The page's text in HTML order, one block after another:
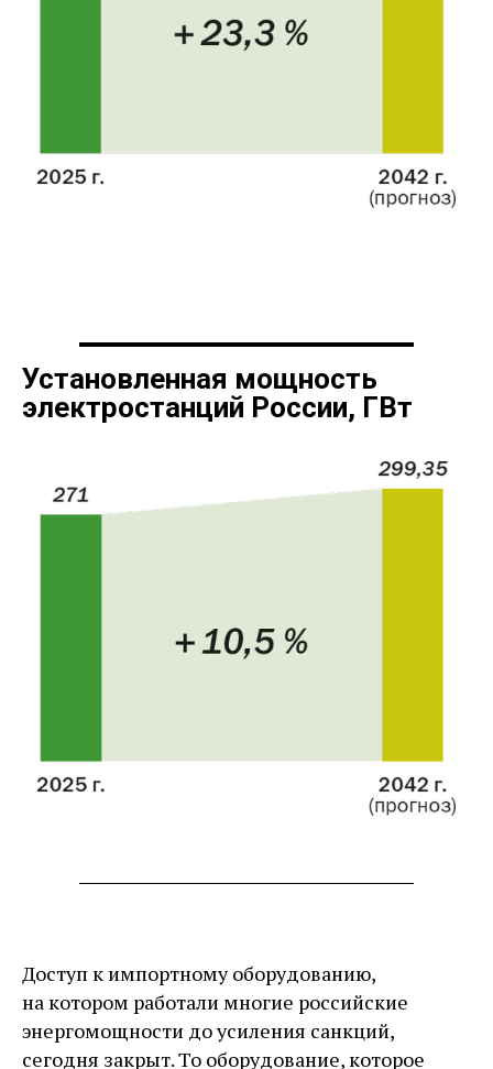
Установленная мощность
электростанций России, ГВт
Доступ к импортному оборудованию,
на котором работали многие российские
энергомощности до усиления санкций,
сегодня закрыт. То оборудование, которое